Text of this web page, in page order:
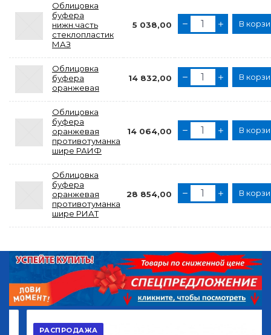
Облицовка
буфера
нижн.часть
стеклопластик
МАЗ
5 038,00 В
Облицовка
буфера
оранжевая
14 832,00 В
Облицовка
буфера
оранжевая
противотуманка
шире РАИФ
14 064,00 В
Облицовка
буфера
оранжевая
противотуманка
шире РИАТ
28 854,00 В
РАСПРОДАЖА